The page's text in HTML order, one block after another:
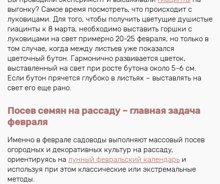
выгонку? Самое время посмотреть, что происходит с
луковицами. Для того, чтобы получить цветущие душистые
гиацинты к 8 марта, необходимо выставить горшки с
луковицами на свет примерно 20-25 февраля, но только в
том случае, когда между листьев уже показался
цветочный бутон. Гармонично развивается цветок,
выставленный на свет при росте бутона около 5-6 см.
Если бутон прячется глубоко в листьях – выставлять на
свет его еще рано.
Посев семян на рассаду – главная задача
февраля
Именно в феврале садоводы выполняют массовый посев
огородных и декоративных культур на рассаду,
ориентируясь на лунный февральский календарь и
используя при этом классические или экстремальные
методы.